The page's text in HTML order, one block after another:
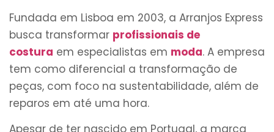
Fundada em Lisboa em 2003, a Arranjos Express
busca transformar profissionais de
costura em especialistas em moda. A empresa
tem como diferencial a transformação de
peças, com foco na sustentabilidade, além de
reparos em até uma hora.